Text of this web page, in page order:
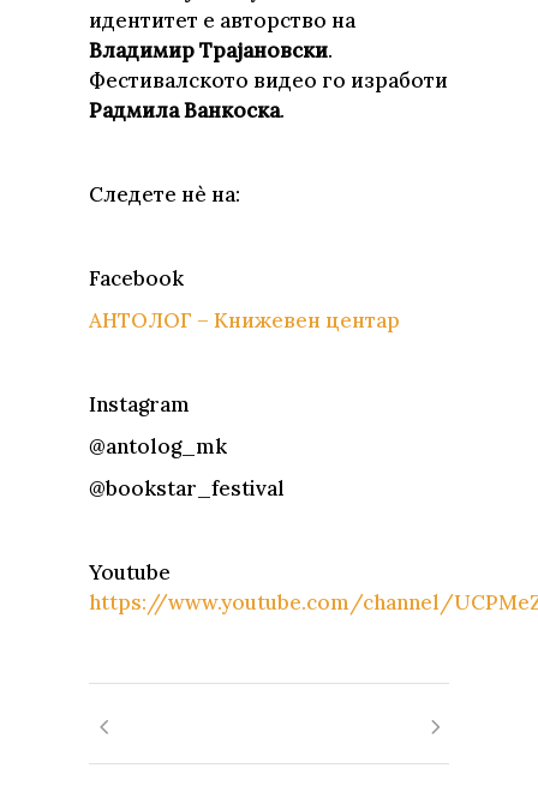
идентитет е авторство на
Владимир Трајановски.
Фестивалското видео го изработи
Радмила Ванкоска.
Следете нè на:
Facebook
АНТОЛОГ – Книжевен центар
Instagram
@antolog_mk
@bookstar_festival
Youtube
https://www.youtube.com/channel/